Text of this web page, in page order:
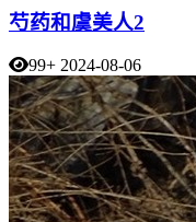
芍药和虞美人2
99+ 2024-08-06